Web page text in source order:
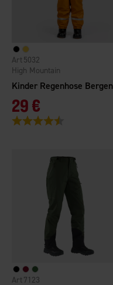
High Mountain
5032
29 €
Bewertung:
7123